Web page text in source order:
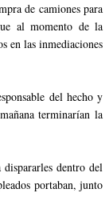
de camiones para
al momento de la
en las inmediaciones
del hecho y
terminarían la
dentro del
portaban, junto